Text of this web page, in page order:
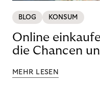
BLOG KONSUM
Online
die Chancen
MEHR LESEN